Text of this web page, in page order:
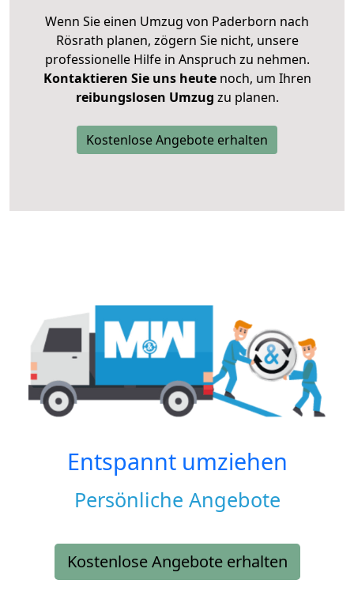
Wenn Sie einen Umzug von Paderborn nach
Rösrath planen, zögern Sie nicht, unsere
professionelle Hilfe in Anspruch zu nehmen.
Kontaktieren Sie uns heutenoch, um Ihren
reibungslosen Umzug zu planen.
Kostenlose Angebote erhalten
Entspannt umziehen
Persönliche Angebote
Kostenlose Angebote erhalten